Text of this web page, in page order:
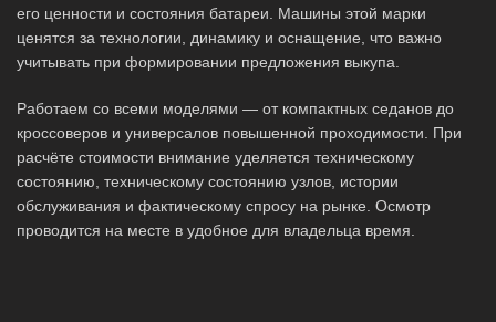
его ценности и состояния батареи. Машины этой марки
ценятся за технологии, динамику и оснащение, что важно
учитывать при формировании предложения выкупа.
Работаем со всеми моделями — от компактных седанов до
кроссоверов и универсалов повышенной проходимости. При
расчёте стоимости внимание уделяется техническому
состоянию, техническому состоянию узлов, истории
обслуживания и фактическому спросу на рынке. Осмотр
проводится на месте в удобное для владельца время.